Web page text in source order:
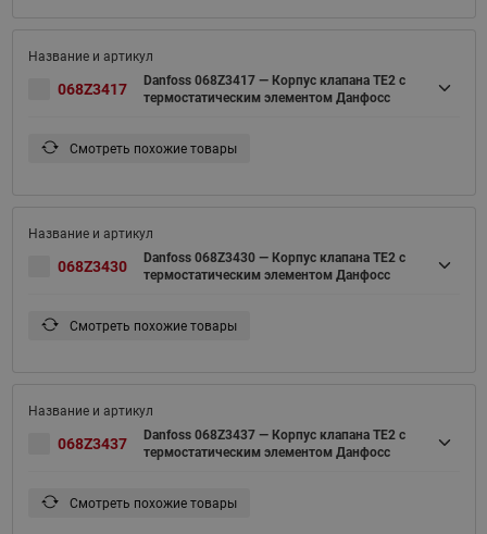
068Z3417
Danfoss 068Z3417 — Корпус клапана TE2 с
термостатическим элементом Данфосс
Смотреть похожие товары
068Z3430
Danfoss 068Z3430 — Корпус клапана TE2 с
термостатическим элементом Данфосс
Смотреть похожие товары
068Z3437
Danfoss 068Z3437 — Корпус клапана TE2 с
термостатическим элементом Данфосс
Смотреть похожие товары